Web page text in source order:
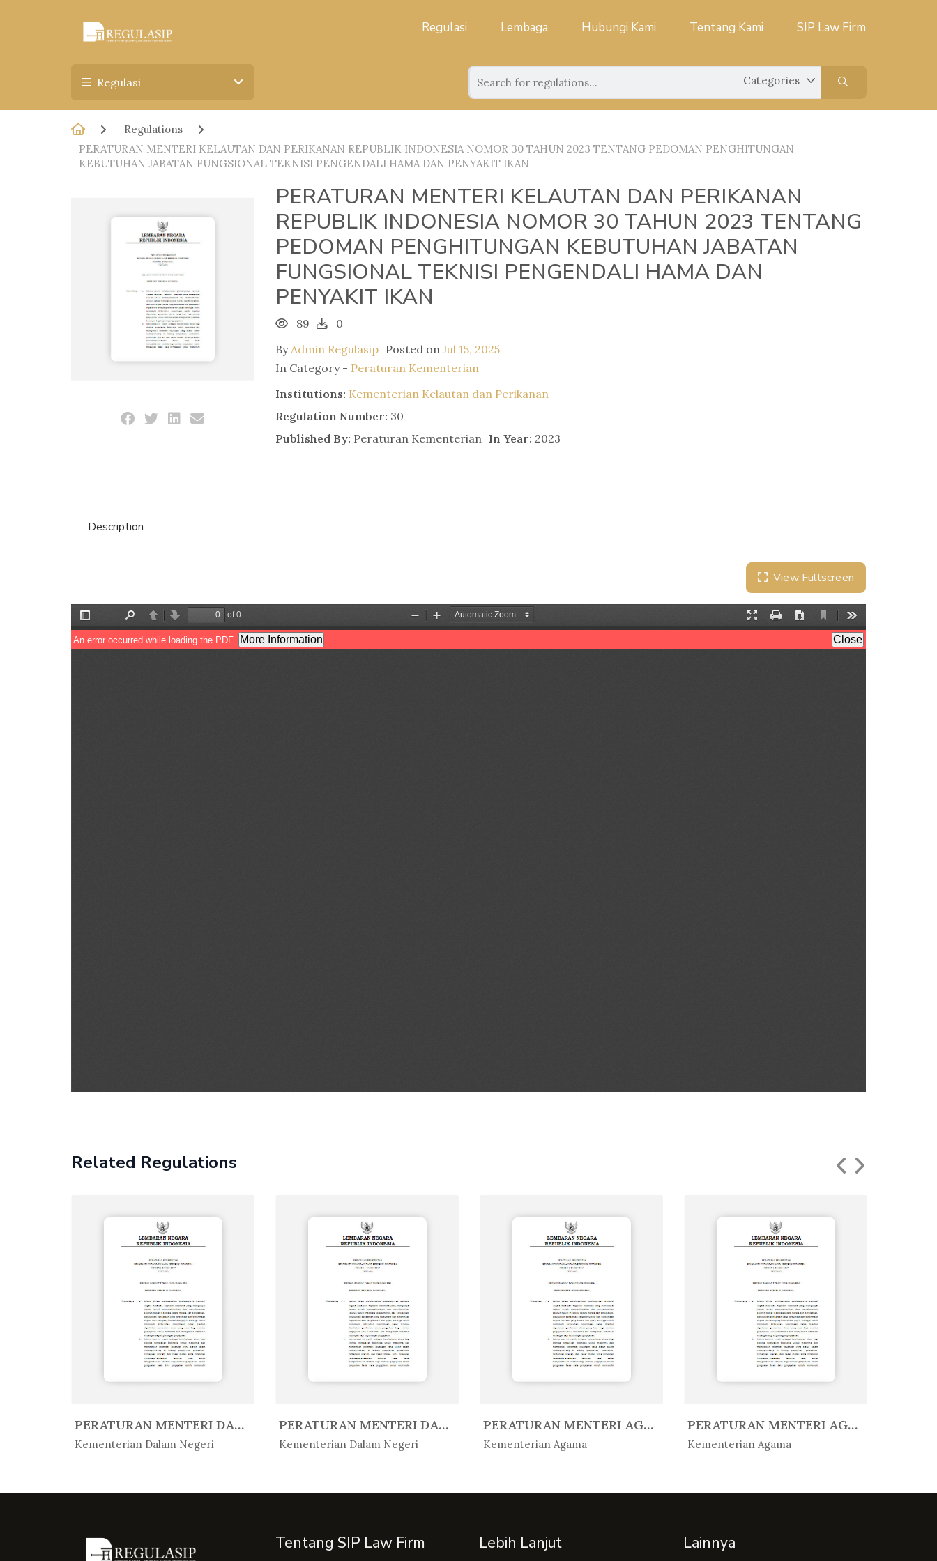
Regulasi Lembaga Hubungi Kami Tentang Kami SIP Law Firm
Regulasi
Regulations
PERATURAN MENTERI KELAUTAN DAN PERIKANAN REPUBLIK INDONESIA NOMOR 30 TAHUN 2023 TENTANG PEDOMAN PENGHITUNGAN
KEBUTUHAN JABATAN FUNGSIONAL TEKNISI PENGENDALI HAMA DAN PENYAKIT IKAN
PERATURAN MENTERI KELAUTAN DAN PERIKANAN
REPUBLIK INDONESIA NOMOR 30 TAHUN 2023 TENTANG
PEDOMAN PENGHITUNGAN KEBUTUHAN JABATAN
FUNGSIONAL TEKNISI PENGENDALI HAMA DAN
PENYAKIT IKAN
89
0
ByAdmin Regulasip Posted on Jul 15, 2025
In Category - Peraturan Kementerian
Institutions: Kementerian Kelautan dan Perikanan
Regulation Number: 30
Published By: Peraturan Kementerian In Year: 2023
Description
View Fullscreen
Related Regulations
PERATURAN MENTERI DALAM NEGERI R...
Kementerian Dalam Negeri
In Peratur...
PERATURAN MENTERI DALAM NEGERI R...
Kementerian Dalam Negeri
In Peratur...
PERATURAN MENTERI AGAMA REPUBLIK...
Kementerian Agama
In Peratur...
PERATURAN MENTERI AGAMA REPUBLIK...
Kementerian Agama
In Peratur...
Tentang SIP Law Firm Lebih Lanjut Lainnya